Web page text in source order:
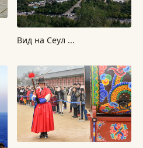
Вид на Сеул ...